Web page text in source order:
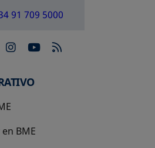
91 709 5000
en una pestaña
se abre en una pestaña
se abre en una
se abre en una
BME